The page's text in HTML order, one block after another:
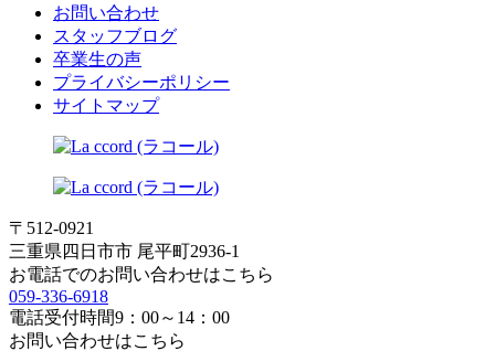
お問い合わせ
スタッフブログ
卒業生の声
プライバシーポリシー
サイトマップ
〒512-0921
三重県四日市市 尾平町2936-1
お電話でのお問い合わせはこちら
059-336-6918
電話受付時間9：00～14：00
お問い合わせはこちら